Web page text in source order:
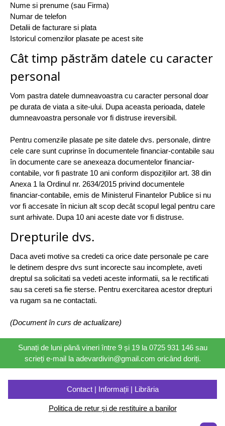
Nume si prenume (sau Firma)
Numar de telefon
Detalii de facturare si plata
Istoricul comenzilor plasate pe acest site
Cât timp păstrăm datele cu caracter
personal
Vom pastra datele dumneavoastra cu caracter personal doar
pe durata de viata a site-ului. Dupa aceasta perioada, datele
dumneavoastra personale vor fi distruse ireversibil.
Pentru comenzile plasate pe site datele dvs. personale, dintre
cele care sunt cuprinse în documentele financiar-contabile sau
în documente care se anexeaza documentelor financiar-
contabile, vor fi pastrate 10 ani conform dispozițiilor art. 38 din
Anexa 1 la Ordinul nr. 2634/2015 privind documentele
financiar-contabile, emis de Ministerul Finantelor Publice si nu
vor fi accesate în niciun alt scop decât scopul legal pentru care
sunt arhivate. Dupa 10 ani aceste date vor fi distruse.
Drepturile dvs.
Daca aveti motive sa credeti ca orice date personale pe care
le detinem despre dvs sunt incorecte sau incomplete, aveti
dreptul sa solicitati sa vedeti aceste informatii, sa le rectificati
sau sa cereti sa fie sterse. Pentru exercitarea acestor drepturi
va rugam sa ne contactati.
(Document în curs de actualizare)
Sunați de luni până vineri între 9 și 19 la 0725 931 146 sau
scrieți e-mail la adevardivin@gmail.com oricând doriți.
Contact | Informații | Librăria
Politica de retur și de restituire a banilor